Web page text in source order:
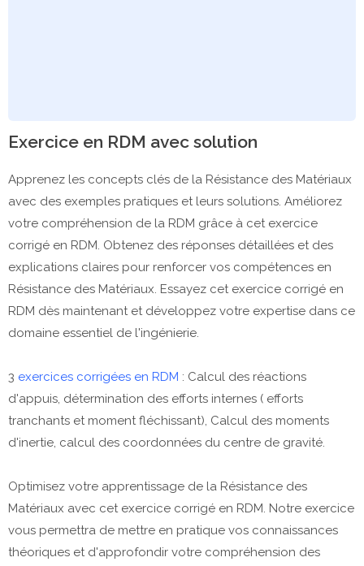
Exercice en RDM avec solution
Apprenez les concepts clés de la Résistance des Matériaux
avec des exemples pratiques et leurs solutions. Améliorez
votre compréhension de la RDM grâce à cet exercice
corrigé en RDM. Obtenez des réponses détaillées et des
explications claires pour renforcer vos compétences en
Résistance des Matériaux. Essayez cet exercice corrigé en
RDM dès maintenant et développez votre expertise dans ce
domaine essentiel de l'ingénierie.
3 exercices corrigées en RDM : Calcul des réactions
d'appuis, détermination des efforts internes ( efforts
tranchants et moment fléchissant), Calcul des moments
d'inertie, calcul des coordonnées du centre de gravité.
Optimisez votre apprentissage de la Résistance des
Matériaux avec cet exercice corrigé en RDM. Notre exercice
vous permettra de mettre en pratique vos connaissances
théoriques et d'approfondir votre compréhension des